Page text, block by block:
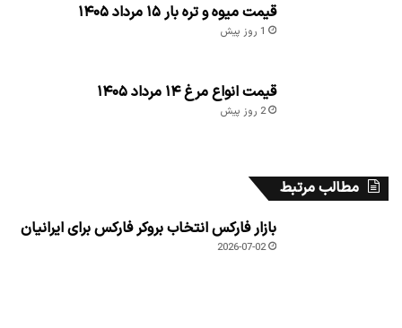
قیمت میوه و تره بار ۱۵ مرداد ۱۴۰۵
1 روز پیش
قیمت انواع مرغ ۱۴ مرداد ۱۴۰۵
2 روز پیش
مطالب مرتبط
بازار فارکس انتخاب بروکر فارکس برای ایرانیان
2026-07-02